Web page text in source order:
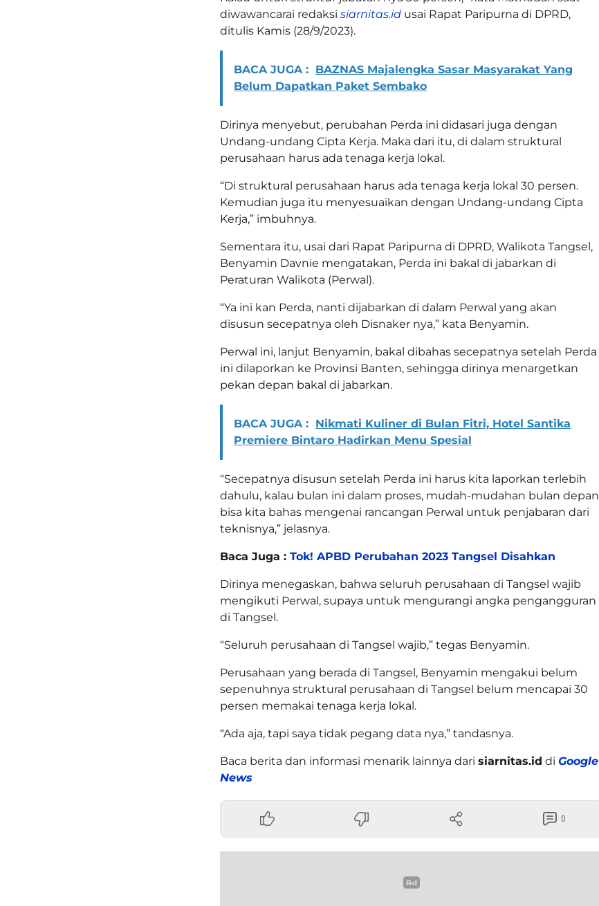
diwawancarai redaksi siarnitas.id usai Rapat Paripurna di DPRD,
ditulis Kamis (28/9/2023).
BACA JUGA : BAZNAS Majalengka Sasar Masyarakat Yang
Belum Dapatkan Paket Sembako
Dirinya menyebut, perubahan Perda ini didasari juga dengan
Undang-undang Cipta Kerja. Maka dari itu, di dalam struktural
perusahaan harus ada tenaga kerja lokal.
“Di struktural perusahaan harus ada tenaga kerja lokal 30 persen.
Kemudian juga itu menyesuaikan dengan Undang-undang Cipta
Kerja,” imbuhnya.
Sementara itu, usai dari Rapat Paripurna di DPRD, Walikota Tangsel,
Benyamin Davnie mengatakan, Perda ini bakal di jabarkan di
Peraturan Walikota (Perwal).
“Ya ini kan Perda, nanti dijabarkan di dalam Perwal yang akan
disusun secepatnya oleh Disnaker nya,” kata Benyamin.
Perwal ini, lanjut Benyamin, bakal dibahas secepatnya setelah Perda
ini dilaporkan ke Provinsi Banten, sehingga dirinya menargetkan
pekan depan bakal di jabarkan.
BACA JUGA : Nikmati Kuliner di Bulan Fitri, Hotel Santika
Premiere Bintaro Hadirkan Menu Spesial
“Secepatnya disusun setelah Perda ini harus kita laporkan terlebih
dahulu, kalau bulan ini dalam proses, mudah-mudahan bulan depan
bisa kita bahas mengenai rancangan Perwal untuk penjabaran dari
teknisnya,” jelasnya.
Baca Juga : Tok! APBD Perubahan 2023 Tangsel Disahkan
Dirinya menegaskan, bahwa seluruh perusahaan di Tangsel wajib
mengikuti Perwal, supaya untuk mengurangi angka pengangguran
di Tangsel.
“Seluruh perusahaan di Tangsel wajib,” tegas Benyamin.
Perusahaan yang berada di Tangsel, Benyamin mengakui belum
sepenuhnya struktural perusahaan di Tangsel belum mencapai 30
persen memakai tenaga kerja lokal.
“Ada aja, tapi saya tidak pegang data nya,” tandasnya.
Baca berita dan informasi menarik lainnya dari siarnitas.id di Google
News
0